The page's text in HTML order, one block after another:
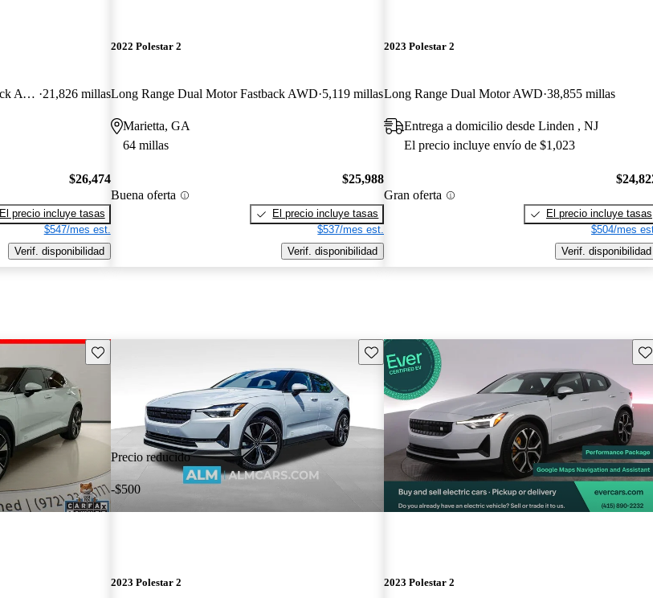
Long Range Dual Motor Fastback AWD 21,826 millas
$26,474
El precio incluye tasas
$547/mes est.
Verif. disponibilidad
2022 Polestar 2
Long Range Dual Motor Fastback AWD 5,119 millas
Marietta, GA
64 millas
Buena oferta
$25,988
El precio incluye tasas
$537/mes est.
Verif. disponibilidad
2023 Polestar 2
Long Range Dual Motor AWD 38,855 millas
Entrega a domicilio desde Linden , NJ
El precio incluye envío de $1,023
Gran oferta
El precio incluye tasas
$504/mes
Verif. disponibilidad
Guarda este Aviso
Precio reducido
-$500
Guarda este Aviso
2023 Polestar 2 2023 Polestar 2